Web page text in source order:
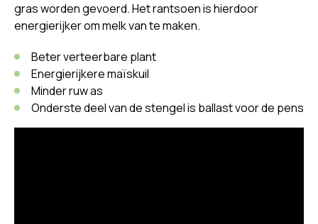
gras worden gevoerd. Het rantsoen is hierdoor
energierijker om melk van te maken.
Beter verteerbare plant
Energierijkere maïskuil
Minder ruw as
Onderste deel van de stengel is ballast voor de pens